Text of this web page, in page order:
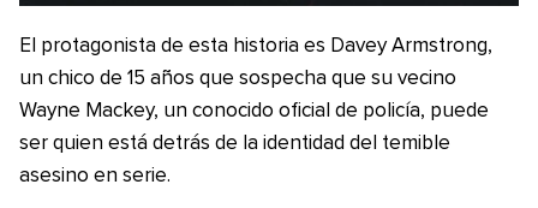
El protagonista de esta historia es Davey Armstrong,
un chico de 15 años que sospecha que su vecino
Wayne Mackey, un conocido oficial de policía, puede
ser quien está detrás de la identidad del temible
asesino en serie.